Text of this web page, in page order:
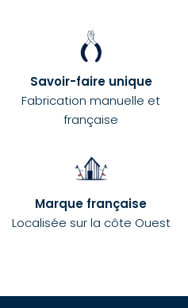
Savoir-faire unique
Fabrication manuelle et
française
Marque française
Localisée sur la côte Ouest